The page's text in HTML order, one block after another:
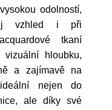
odolností,
vzhled i při
tkaní
hloubku,
a zajímavě na
nejen do
ale díky své